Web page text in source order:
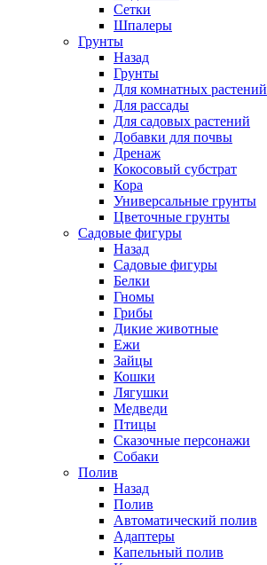
Сетки
Шпалеры
Грунты
Назад
Грунты
Для комнатных растений
Для рассады
Для садовых растений
Добавки для почвы
Дренаж
Кокосовый субстрат
Кора
Универсальные грунты
Цветочные грунты
Садовые фигуры
Назад
Садовые фигуры
Белки
Гномы
Грибы
Дикие животные
Ежи
Зайцы
Кошки
Лягушки
Медведи
Птицы
Сказочные персонажи
Собаки
Полив
Назад
Полив
Автоматический полив
Адаптеры
Капельный полив